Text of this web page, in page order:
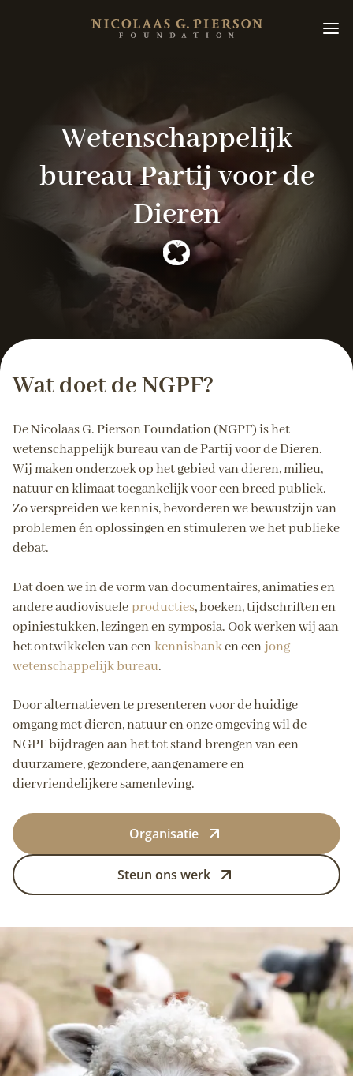
Wetenschappelijk
bureauPartij voor de
Dieren
Wat doet de NGPF?
De Nicolaas G. Pierson Foundation (NGPF) is het
wetenschappelijk bureau van de Partij voor de Dieren.
Wij maken onderzoek op het gebied van dieren, milieu,
natuur en klimaat toegankelijk voor een breed publiek.
Zo verspreiden we kennis, bevorderen we bewustzijn van
problemen én oplossingen en stimuleren we het publieke
debat.
Dat doen we in de vorm van documentaires, animaties en
andere audiovisueleproducties,boeken, tijdschriften en
opiniestukken, lezingen en symposia. Ook werken wij aan
het ontwikkelen van eenkennisbanken eenjong
wetenschappelijk bureau.
Door alternatieven te presenteren voor de huidige
omgang met dieren, natuur en onze omgeving wil de
NGPF bijdragen aan het tot stand brengen van een
duurzamere, gezondere, aangenamere en
diervriendelijkere samenleving.
Organisatie
Steun ons werk